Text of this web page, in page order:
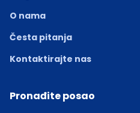
O nama
Česta pitanja
Kontaktirajte nas
Pronađite posao